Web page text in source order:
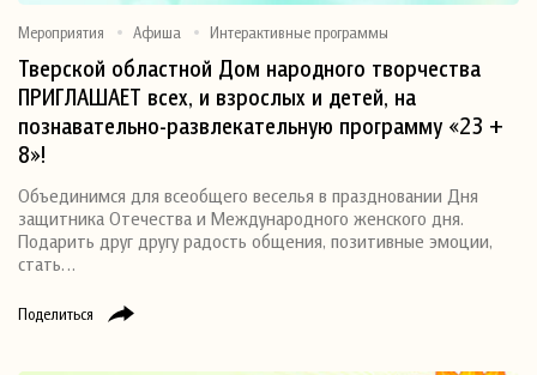
Поделиться
Мероприятия Афиша Интерактивные программы
Тверской областной Дом народного творчества
ПРИГЛАШАЕТ всех, и взрослых и детей, на
познавательно-развлекательную программу «23 +
8»!
Объединимся для всеобщего веселья в праздновании Дня
защитника Отечества и Международного женского дня.
Подарить друг другу радость общения, позитивные эмоции,
стать…